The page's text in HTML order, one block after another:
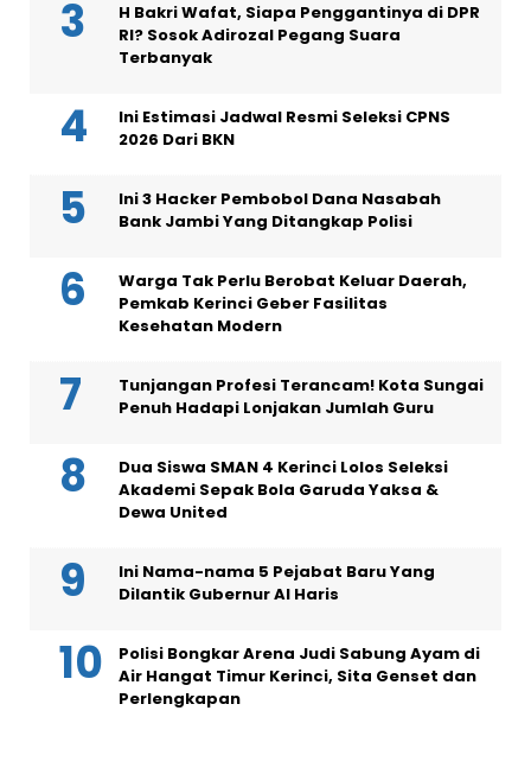
H Bakri Wafat, Siapa Penggantinya di DPR
RI? Sosok Adirozal Pegang Suara
Terbanyak
Ini Estimasi Jadwal Resmi Seleksi CPNS
2026 Dari BKN
Ini 3 Hacker Pembobol Dana Nasabah
Bank Jambi Yang Ditangkap Polisi
Warga Tak Perlu Berobat Keluar Daerah,
Pemkab Kerinci Geber Fasilitas
Kesehatan Modern
Tunjangan Profesi Terancam! Kota Sungai
Penuh Hadapi Lonjakan Jumlah Guru
Dua Siswa SMAN 4 Kerinci Lolos Seleksi
Akademi Sepak Bola Garuda Yaksa &
Dewa United
Ini Nama-nama 5 Pejabat Baru Yang
Dilantik Gubernur Al Haris
Polisi Bongkar Arena Judi Sabung Ayam di
Air Hangat Timur Kerinci, Sita Genset dan
Perlengkapan